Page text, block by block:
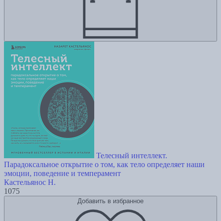
Телесный интеллект.
Парадоксальное открытие о том, как тело определяет наши
эмоции, поведение и темперамент
Кастельянос Н.
1075
Добавить в избранное